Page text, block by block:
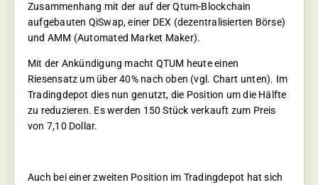
Zusammenhang mit der auf der Qtum-Blockchain
aufgebauten QiSwap, einer DEX (dezentralisierten Börse)
und AMM (Automated Market Maker).
Mit der Ankündigung macht QTUM heute einen
Riesensatz um über 40% nach oben (vgl. Chart unten). Im
Tradingdepot dies nun genutzt, die Position um die Hälfte
zu reduzieren. Es werden 150 Stück verkauft zum Preis
von 7,10 Dollar.
Auch bei einer zweiten Position im Tradingdepot hat sich